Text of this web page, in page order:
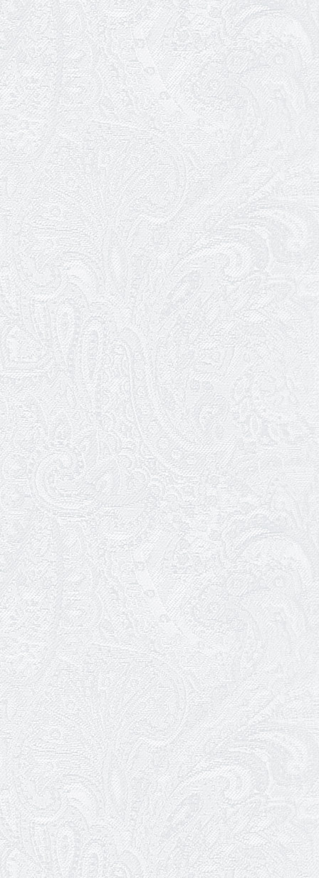
Зміни в репертуарі січня
24.01.2026
Ювілей Наталії Сидоренко
23.01.2026
Вітаємо з прем'єрою Віталія Платова!
22.01.2026
Ювілей Ольги Зеленянської
21.01.2026
Ювілей Ніни Ярован
19.01.2026WhitePress Ukraine
Разом завдяки культурі. Як Одеський
академічний театр музичної комедії
долає самотність сучасної епохи
14.01.2026
Ювілей Ігоря Дідурка
07.01.2026
Театр музкомедії шукає двірників
05.01.2026
Ювілей Юлії Макарової
02.01.2026
Пішла з життя Ірина Добронравова
01.01.2026
Трудовий ювілей Галини Очеретіної
01.01.2026
Ювілей Володимира Гури
31.12.2025
Щасливого Нового року!
30.12.2025
Останні овації 2025 року
29.12.2025
Графік роботи каси 31 грудня та 1
січня
26.12.2025
Пішов з життя Микола Унтілов
24.12.2025
Вітаємо з 10-річчям вистави «Ніч
перед Різдвом»!
23.12.2025
101 річниця з дня народження
Михайла Водяного